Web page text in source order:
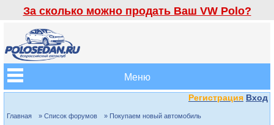
За сколько можно продать Ваш VW Polo?
Меню
Регистрация Вход
Главная » Список форумов
» Покупаем новый автомобиль